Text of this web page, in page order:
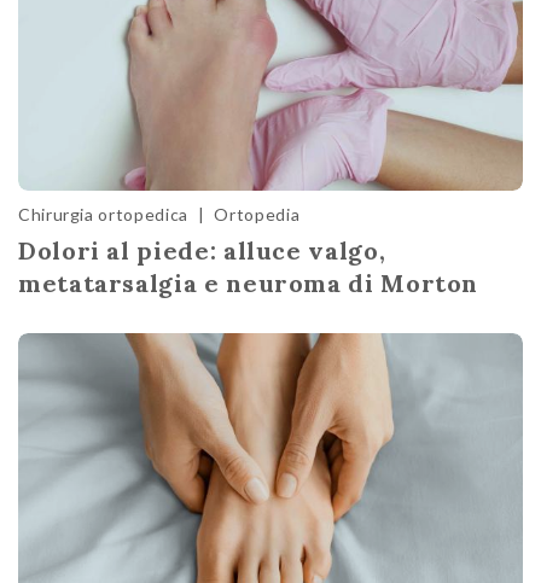
Chirurgia ortopedica | Ortopedia
Dolori al piede: alluce valgo,
metatarsalgia e neuroma di Morton